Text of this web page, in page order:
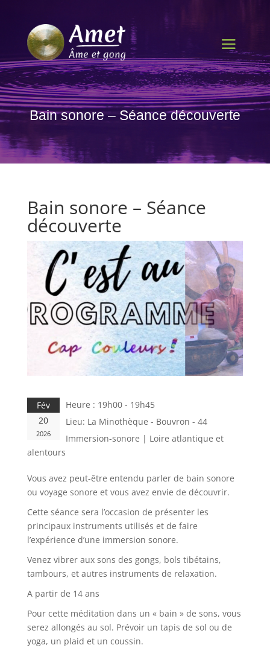
Bain sonore – Séance découverte
Bain sonore – Séance
découverte
Fév
20
2026
Heure : 19h00 - 19h45
Lieu: La Minothèque - Bouvron - 44
Immersion-sonore | Loire atlantique et
alentours
Vous avez peut-être entendu parler de bain sonore
ou voyage sonore et vous avez envie de découvrir.
Cette séance sera l’occasion de présenter les
principaux instruments utilisés et de faire
l’expérience d’une immersion sonore.
Venez vibrer aux sons des gongs, bols tibétains,
tambours, et autres instruments de relaxation.
A partir de 14 ans
Pour cette méditation dans un « bain » de sons, vous
serez allongés au sol. Prévoir un tapis de sol ou de
yoga, un plaid et un coussin.